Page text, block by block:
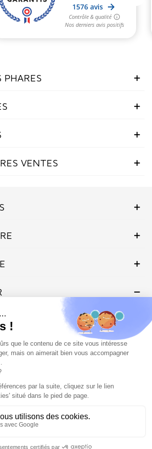
PHARES
VENTES
à notre Newsletter et recevez en
flashs, promotions et actualités.
la Société des Avis Garantis, cliquez ici pour
© 2026 - Tous droits réservés - Site créé et